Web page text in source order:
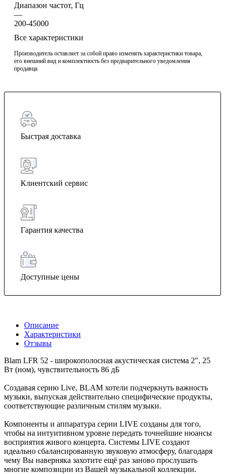
Диапазон частот, Гц
—
200-45000
Все характеристики
Производитель оставляет за собой право изменять характеристики товара,
его внешний вид и комплектность без предварительного уведомления
продавца.
Быстрая доставка
Клиентский сервис
Гарантия качества
Доступные цены
Описание
Характеристики
Отзывы
Blam LFR 52 - широкополосная акустическая система 2", 25
Вт (ном), чувствительность 86 дБ
Создавая серию Live, BLAM хотели подчеркнуть важность
музыки, выпуская действительно специфические продукты,
соответствующие различным стилям музыки.
Компоненты и аппаратура серии LIVE созданы для того,
чтобы на интуитивном уровне передать точнейшие нюансы
восприятия живого концерта. Системы LIVE создают
идеально сбалансированную звуковую атмосферу, благодаря
чему Вы наверняка захотите ещё раз заново прослушать
многие композиции из Вашей музыкальной коллекции.